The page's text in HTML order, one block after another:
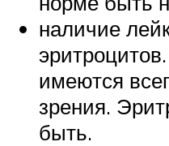
наличие
имеются
зрения.
быть.